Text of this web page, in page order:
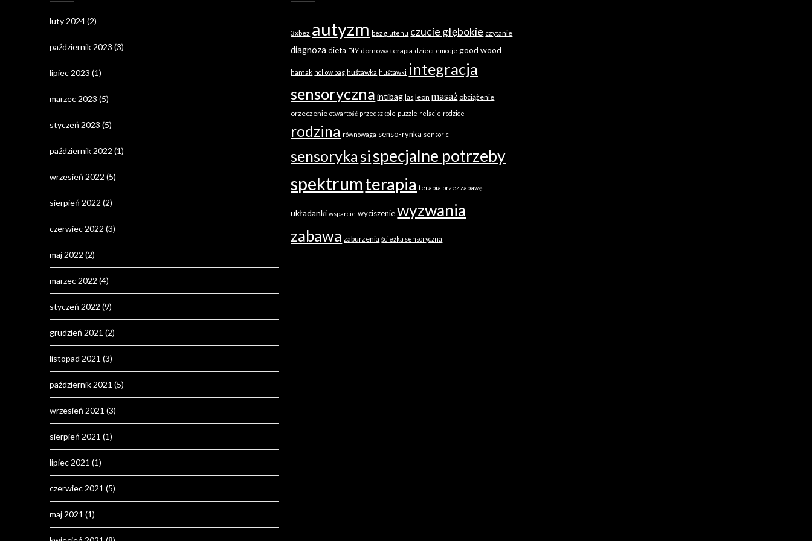
luty 2024(2)
październik 2023 (3)
lipiec 2023 (1)
marzec 2023 (5)
styczeń 2023 (5)
październik 2022 (1)
wrzesień 2022 (5)
sierpień 2022 (2)
czerwiec 2022 (3)
maj 2022 (2)
marzec 2022 (4)
styczeń 2022 (9)
grudzień 2021 (2)
listopad 2021 (3)
październik 2021 (5)
wrzesień 2021 (3)
sierpień 2021 (1)
lipiec 2021 (1)
czerwiec 2021 (5)
maj 2021 (1)
3xbez autyzm bez glutenu czucie głębokie czytanie
diagnoza dieta DIY domowa terapia dzieci emocje good wood
hamak hollow bag huśtawka huśtawki integracja
sensoryczna intibag las leon masaż obciążenie
orzeczenie otwartość przedszkole puzzle relacje rodzice
rodzina równowaga senso-rynka sensoric
sensoryka sispecjalne potrzeby
spektrumterapia terapia przez zabawę
układanki wsparcie wyciszenie wyzwania
zabawa zaburzenia ścieżka sensoryczna